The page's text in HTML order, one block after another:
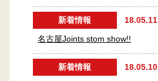
新着情報 18.05.11
名古屋Joints stom show!!
新着情報 18.05.10